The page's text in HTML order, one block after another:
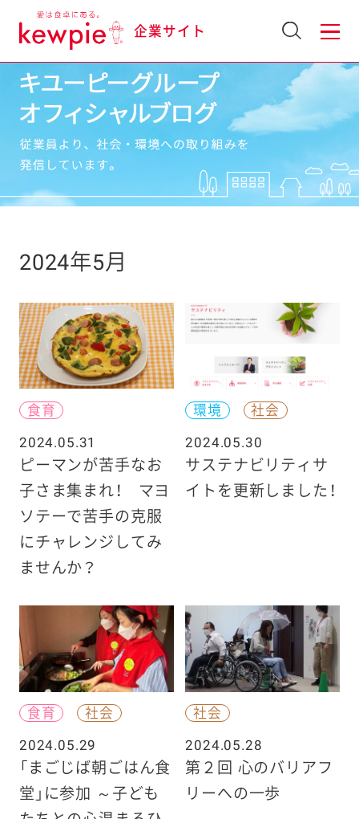
企業サイト
2024年5月
食育
2024.05.31
ピーマンが苦手なお
子さま集まれ！ マヨ
ソテーで苦手の克服
にチャレンジしてみ
ませんか？
環境
社会
2024.05.30
サステナビリティサ
イトを更新しました！
食育
社会
2024.05.29
「まごじば朝ごはん食
堂」に参加 ～子ども
社会
2024.05.28
第２回 心のバリアフ
リーへの一歩